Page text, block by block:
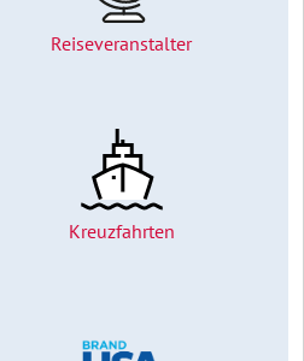
Reiseveranstalter
Kreuzfahrten